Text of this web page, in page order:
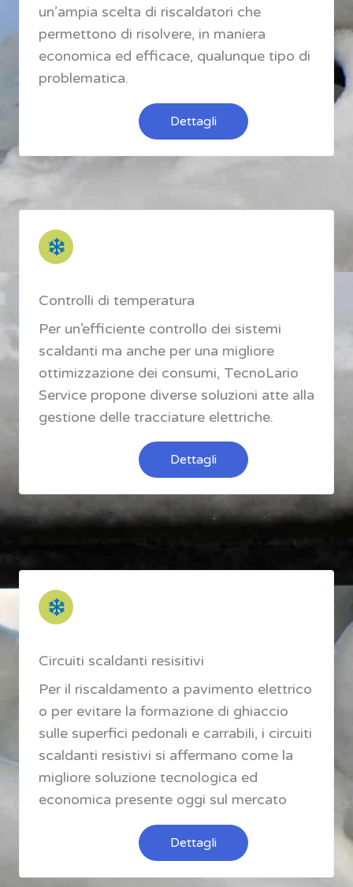
un’ampia scelta di riscaldatori che
permettono di risolvere, in maniera
economica ed efficace, qualunque tipo di
problematica.
Dettagli
Controlli di temperatura
Per un’efficiente controllo dei sistemi
scaldanti ma anche per una migliore
ottimizzazione dei consumi, TecnoLario
Service propone diverse soluzioni atte alla
gestione delle tracciature elettriche.
Dettagli
Circuiti scaldanti resisitivi
Per il riscaldamento a pavimento elettrico
o per evitare la formazione di ghiaccio
sulle superfici pedonali e carrabili, i circuiti
scaldanti resistivi si affermano come la
migliore soluzione tecnologica ed
economica presente oggi sul mercato
Dettagli